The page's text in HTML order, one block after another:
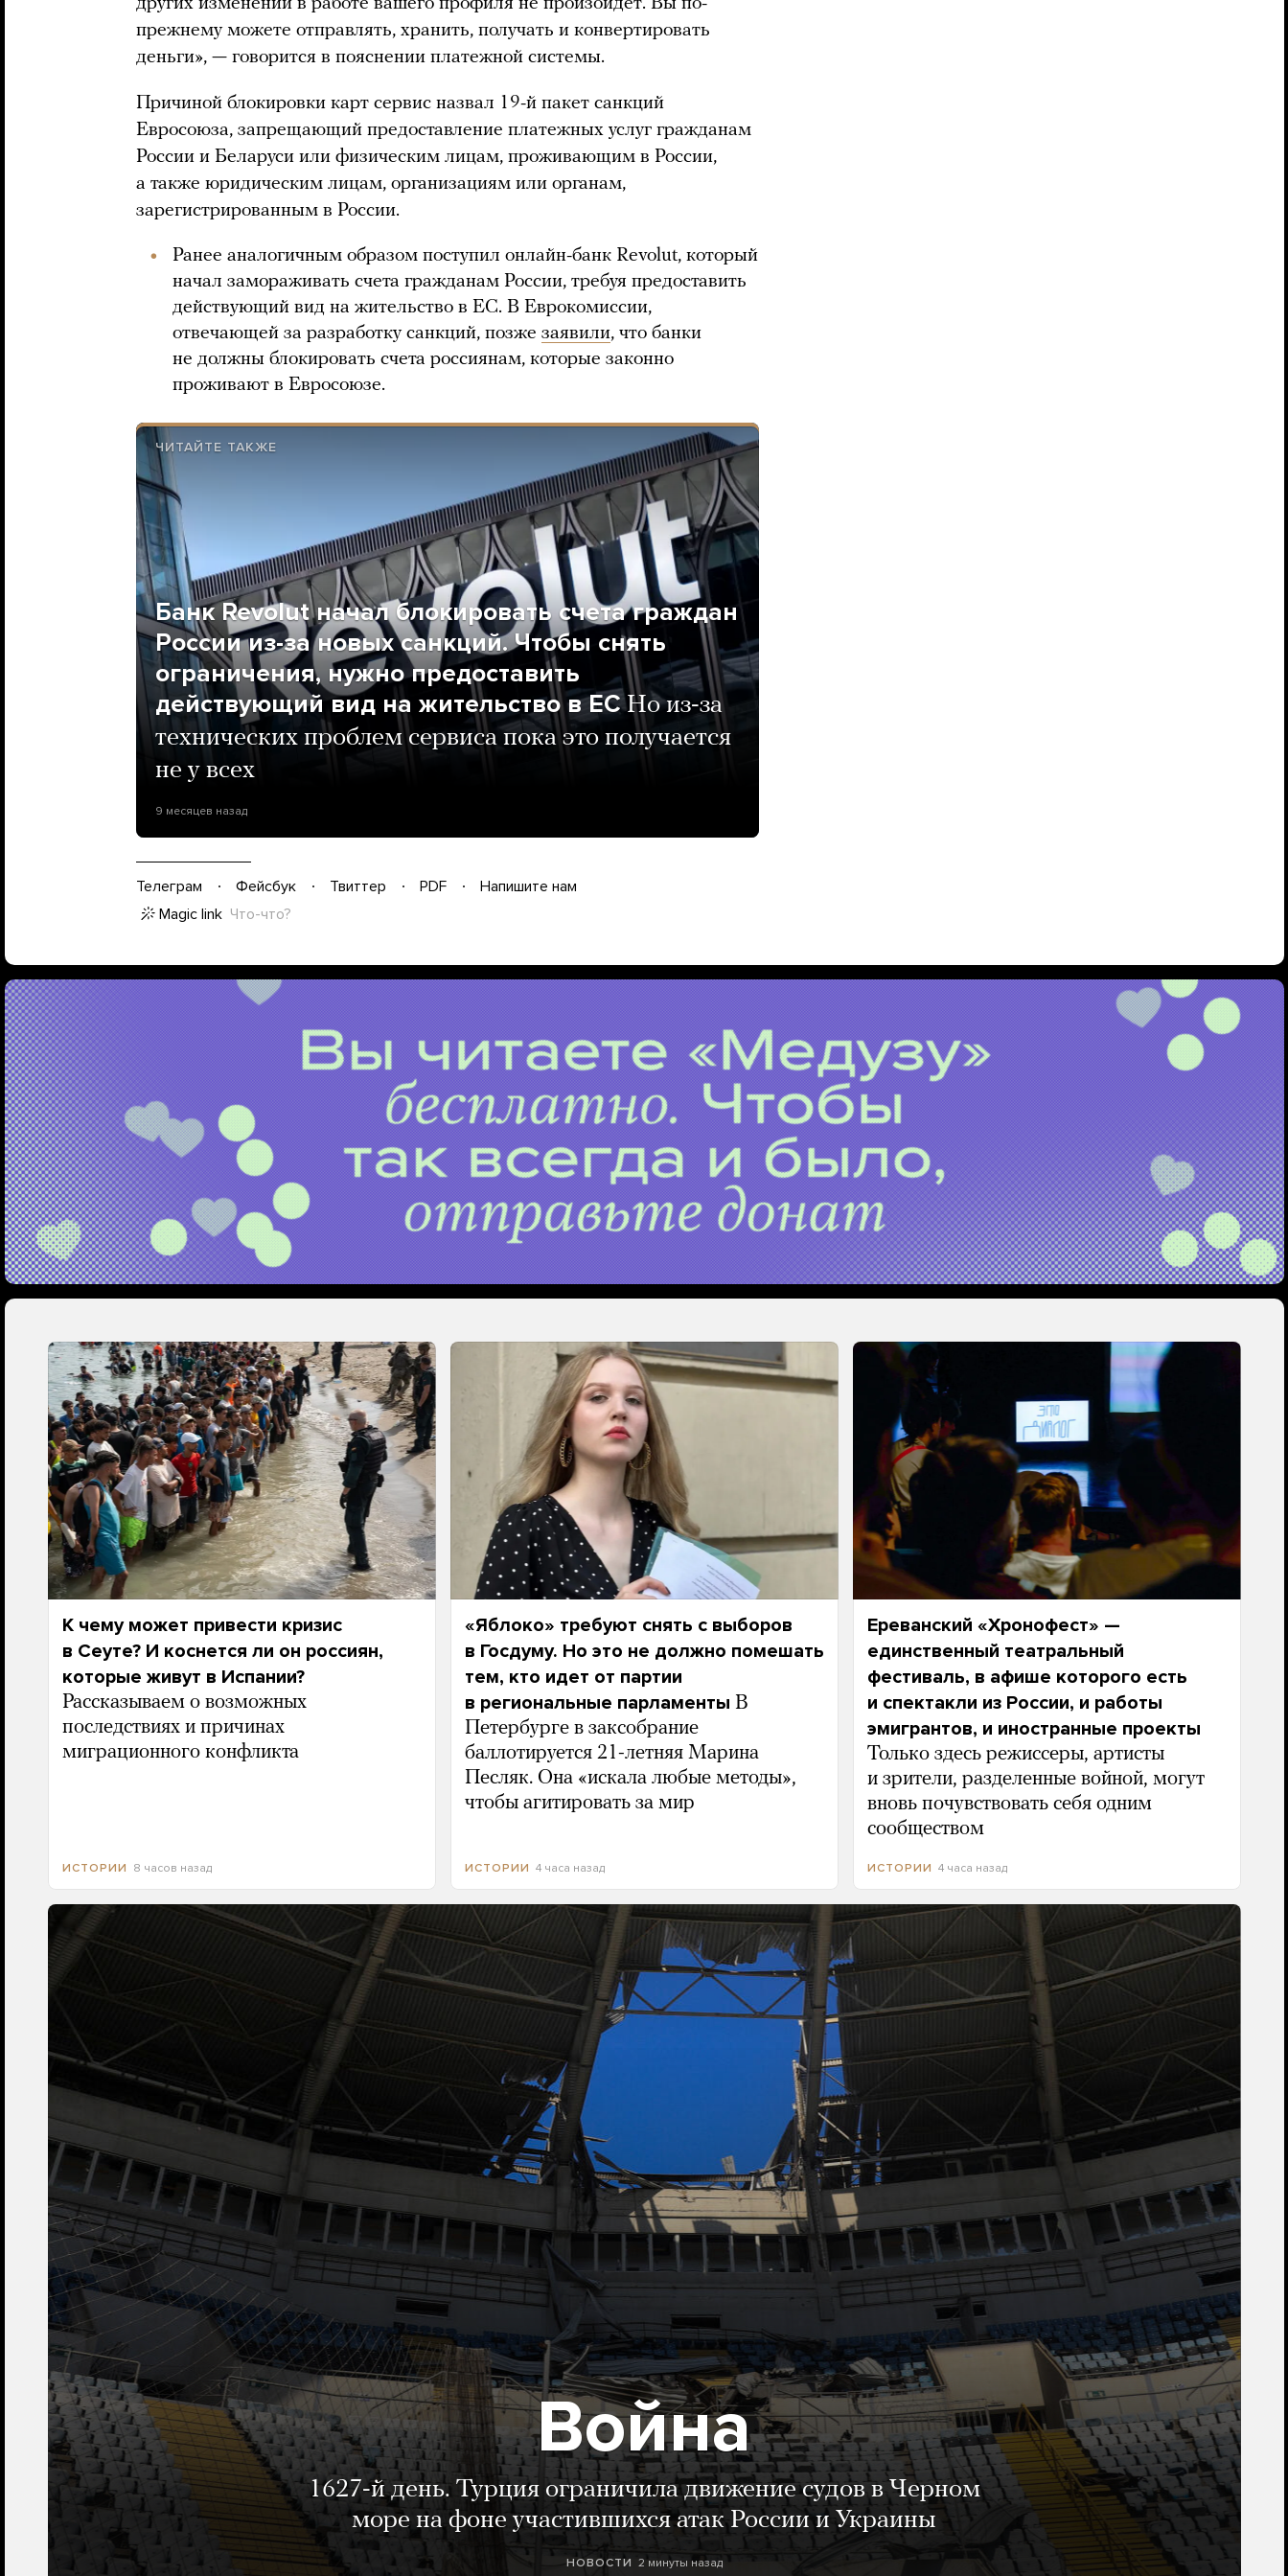
других изменений в работе вашего профиля не произойдет. Вы по-
прежнему можете отправлять, хранить, получать и конвертировать
деньги», — говорится в пояснении платежной системы.
Причиной блокировки карт сервис назвал 19-й пакет санкций
Евросоюза, запрещающий предоставление платежных услуг гражданам
России и Беларуси или физическим лицам, проживающим в России,
а также юридическим лицам, организациям или органам,
зарегистрированным в России.
Ранее аналогичным образом поступил онлайн-банк Revolut, который
начал замораживать счета гражданам России, требуя предоставить
действующий вид на жительство в ЕС. В Еврокомиссии,
отвечающей за разработку санкций, позже заявили, что банки
не должны блокировать счета россиянам, которые законно
проживают в Евросоюзе.
ЧИТАЙТЕ ТАКЖЕ
Банк Revolut начал блокировать счета граждан
России из-за новых санкций. Чтобы снять
ограничения, нужно предоставить
действующий вид на жительство в ЕС Но из-за
технических проблем сервиса пока это получается
не у всех
9 месяцев назад
Телеграм Фейсбук Твиттер PDF
Напишите нам
Magic link Что-что?
К чему может привести кризис
в Сеуте? И коснется ли он россиян,
которые живут в Испании?
Рассказываем о возможных
последствиях и причинах
миграционного конфликта
ИСТОРИИ 8 часов назад
«Яблоко» требуют снять с выборов
в Госдуму. Но это не должно помешать
тем, кто идет от партии
в региональные парламенты В
Петербурге в заксобрание
баллотируется 21-летняя Марина
Песляк. Она «искала любые методы»,
чтобы агитировать за мир
ИСТОРИИ 4 часа назад
Ереванский «Хронофест» —
единственный театральный
фестиваль, в афише которого есть
и спектакли из России, и работы
эмигрантов, и иностранные проекты
Только здесь режиссеры, артисты
и зрители, разделенные войной, могут
вновь почувствовать себя одним
сообществом
ИСТОРИИ 4 часа назад
Война
1627-й день. Турция ограничила движение судов в Черном
море на фоне участившихся атак России и Украины
НОВОСТИ 2 минуты назад